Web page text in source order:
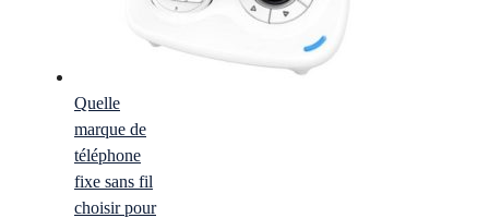
Quelle
marque de
téléphone
fixe sans fil
choisir pour